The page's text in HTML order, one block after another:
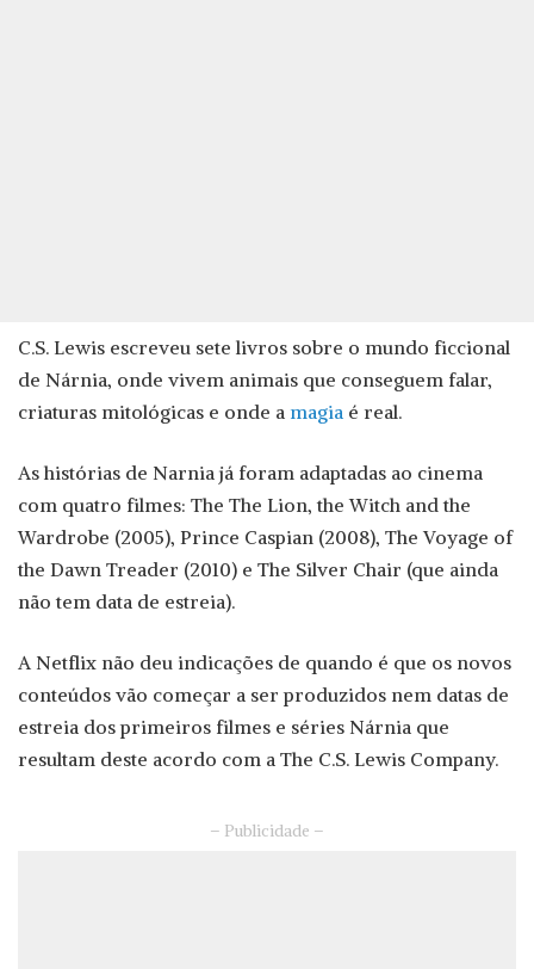
C.S. Lewis escreveu sete livros sobre o mundo ficcional
de Nárnia, onde vivem animais que conseguem falar,
criaturas mitológicas e onde a magia é real.
As histórias de Narnia já foram adaptadas ao cinema
com quatro filmes: The The Lion, the Witch and the
Wardrobe (2005), Prince Caspian (2008), The Voyage of
the Dawn Treader (2010) e The Silver Chair (que ainda
não tem data de estreia).
A Netflix não deu indicações de quando é que os novos
conteúdos vão começar a ser produzidos nem datas de
estreia dos primeiros filmes e séries Nárnia que
resultam deste acordo com a The C.S. Lewis Company.
– Publicidade –